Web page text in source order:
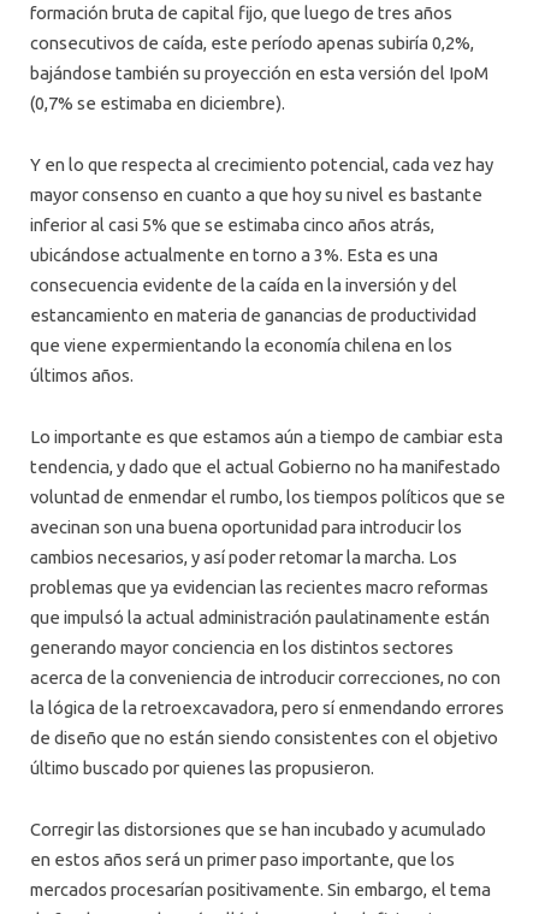
formación bruta de capital fijo, que luego de tres años
consecutivos de caída, este período apenas subiría 0,2%,
bajándose también su proyección en esta versión del IpoM
(0,7% se estimaba en diciembre).
Y en lo que respecta al crecimiento potencial, cada vez hay
mayor consenso en cuanto a que hoy su nivel es bastante
inferior al casi 5% que se estimaba cinco años atrás,
ubicándose actualmente en torno a 3%. Esta es una
consecuencia evidente de la caída en la inversión y del
estancamiento en materia de ganancias de productividad
que viene expermientando la economía chilena en los
últimos años.
Lo importante es que estamos aún a tiempo de cambiar esta
tendencia, y dado que el actual Gobierno no ha manifestado
voluntad de enmendar el rumbo, los tiempos políticos que se
avecinan son una buena oportunidad para introducir los
cambios necesarios, y así poder retomar la marcha. Los
problemas que ya evidencian las recientes macro reformas
que impulsó la actual administración paulatinamente están
generando mayor conciencia en los distintos sectores
acerca de la conveniencia de introducir correcciones, no con
la lógica de la retroexcavadora, pero sí enmendando errores
de diseño que no están siendo consistentes con el objetivo
último buscado por quienes las propusieron.
Corregir las distorsiones que se han incubado y acumulado
en estos años será un primer paso importante, que los
mercados procesarían positivamente. Sin embargo, el tema